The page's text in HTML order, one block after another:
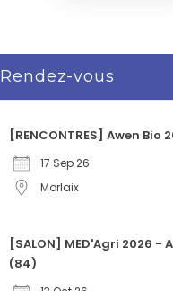
Rendez-vous
[RENCONTRES] Awen Bio
17 Sep 26
Morlaix
[SALON] MED'Agri 2026 -
(84)